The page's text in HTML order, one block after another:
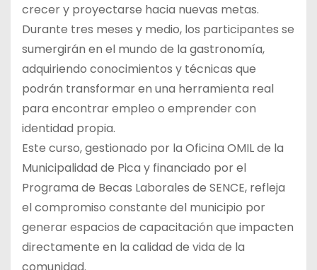
crecer y proyectarse hacia nuevas metas.
Durante tres meses y medio, los participantes se
sumergirán en el mundo de la gastronomía,
adquiriendo conocimientos y técnicas que
podrán transformar en una herramienta real
para encontrar empleo o emprender con
identidad propia.
Este curso, gestionado por la Oficina OMIL de la
Municipalidad de Pica y financiado por el
Programa de Becas Laborales de SENCE, refleja
el compromiso constante del municipio por
generar espacios de capacitación que impacten
directamente en la calidad de vida de la
comunidad.